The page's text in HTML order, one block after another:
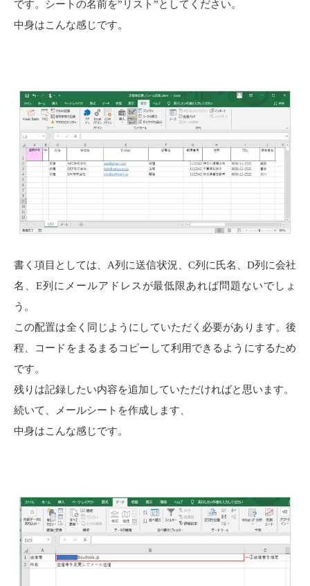
です。シートの名前を”リスト”としてください。
中身はこんな感じです。
書く項目としては、A列に送信状況、C列に氏名、D列に会社
名、E列にメールアドレスが最低限あれば問題ないでしょ
う。
この配置は全く同じようにしていただく必要があります。後
程、コードをまるまるコピーして利用できるようにするため
です。
残りは記録したい内容を追加していただければと思います。
続いて、メールシートを作成します、
中身はこんな感じです。